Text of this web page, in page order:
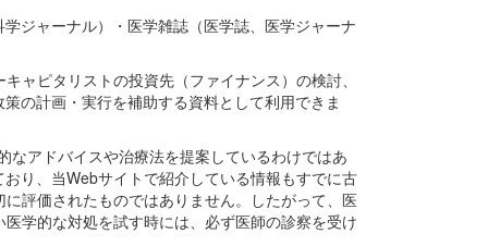
ジャーナル）・医学雑誌（医学誌、医学ジャーナ
ャピタリストの投資先（ファイナンス）の検討、
の計画・実行を補助する資料として利用できま
アドバイスや治療法を提案しているわけではあ
り、当Webサイトで紹介している情報もすでに古
評価されたものではありません。したがって、医
学的な対処を試す時には、必ず医師の診察を受け